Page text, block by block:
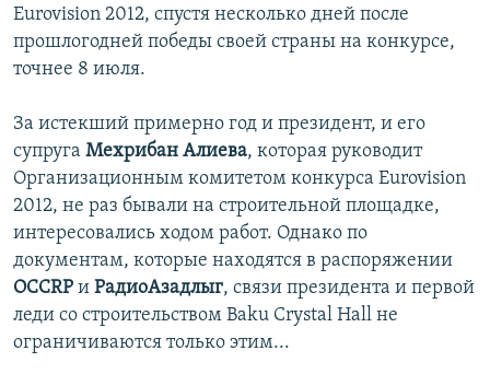
Eurovision 2012, спустя несколько дней после
прошлогодней победы своей страны на конкурсе,
точнее 8 июля.
За истекший примерно год и президент, и его
супруга Мехрибан Алиева, которая руководит
Организационным комитетом конкурса Eurovision
2012, не раз бывали на строительной площадке,
интересовались ходом работ. Однако по
документам, которые находятся в распоряжении
OCCRP и РадиоАзадлыг, связи президента и первой
леди со строительством Baku Crystal Hall не
ограничиваются только этим...